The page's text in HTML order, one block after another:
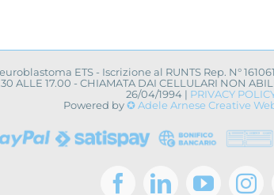
ETS - Iscrizione al RUNTS Rep. N° 161061
ALLE 17.00 - CHIAMATA DAI CELLULARI NON
26/04/1994 | PRIVACY
Powered by✪ Adele Arnese Creative